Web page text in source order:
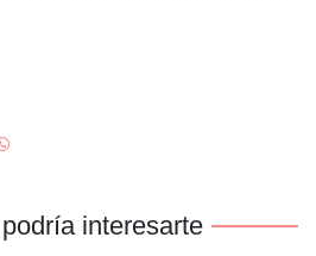
interesarte